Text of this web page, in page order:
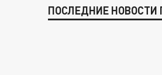
ПОСЛЕДНИЕ НОВОСТИ